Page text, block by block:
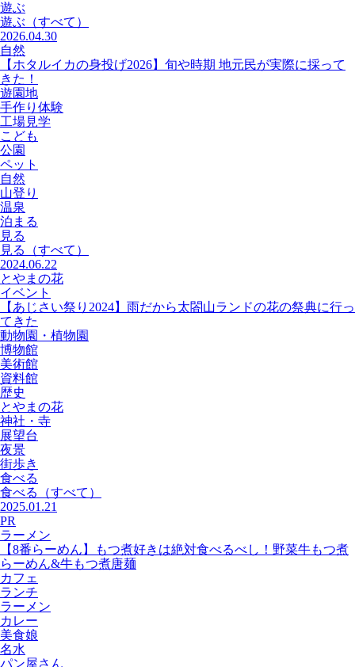
遊ぶ
遊ぶ （すべて）
2026.04.30
自然
【ホタルイカの身投げ2026】旬や時期 地元民が実際に採って
きた！
遊園地
手作り体験
工場見学
こども
公園
ペット
自然
山登り
温泉
泊まる
見る
見る
（すべて）
2024.06.22
とやまの花
イベント
【あじさい祭り2024】雨だから太閤山ランドの花の祭典に行っ
てきた
動物園・植物園
博物館
美術館
資料館
歴史
とやまの花
神社・寺
展望台
夜景
街歩き
食べる
食べる
（すべて）
2025.01.21
PR
ラーメン
【8番らーめん】もつ煮好きは絶対食べるべし！野菜牛もつ煮
らーめん&牛もつ煮唐麺
カフェ
ランチ
ラーメン
カレー
美食娘
名水
パン屋さん